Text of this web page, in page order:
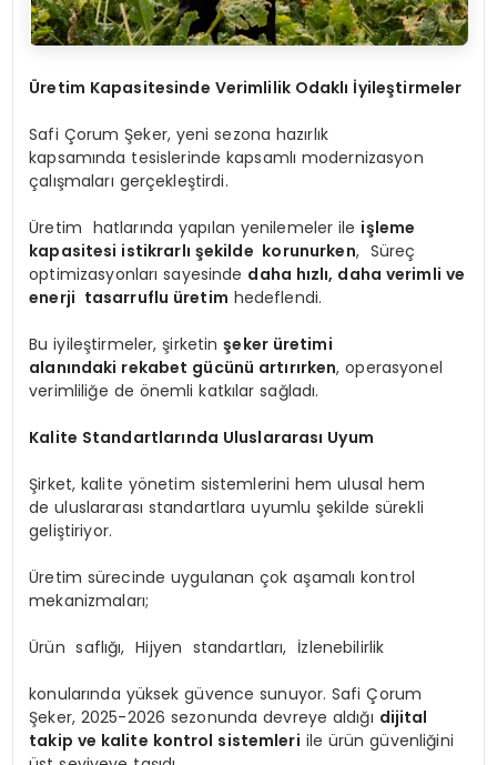
Üretim Kapasitesinde Verimlilik Odaklı İyileştirmeler
Safi Çorum Şeker, yeni sezona hazırlık
kapsamında tesislerinde kapsamlı modernizasyon
çalışmaları gerçekleştirdi.
Üretim hatlarında yapılan yenilemeler ile işleme
kapasitesi istikrarlı şekilde korunurken, Süreç
optimizasyonları sayesinde daha hızlı, daha verimli ve
enerji tasarruflu üretim hedeflendi.
Bu iyileştirmeler, şirketinşeker üretimi
alanındaki rekabet gücünü artırırken, operasyonel
verimliliğe de önemli katkılar sağladı.
Kalite Standartlarında Uluslararası Uyum
Şirket, kalite yönetim sistemlerini hem ulusal hem
de uluslararası standartlara uyumlu şekilde sürekli
geliştiriyor.
Üretim sürecinde uygulanan çok aşamalı kontrol
mekanizmaları;
Ürün saflığı, Hijyen standartları, İzlenebilirlik
konularında yüksek güvence sunuyor. Safi Çorum
Şeker, 2025-2026 sezonunda devreye aldığı dijital
takip ve kalite kontrol sistemleri ile ürün güvenliğini